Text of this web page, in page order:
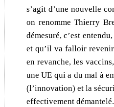
s’agit d’une nouvelle
on renomme Thierry
démesuré, c’est
et qu’il va falloir
en revanche, les
une UE qui a du mal à
(l’innovation) et la
effectivement démantelé.